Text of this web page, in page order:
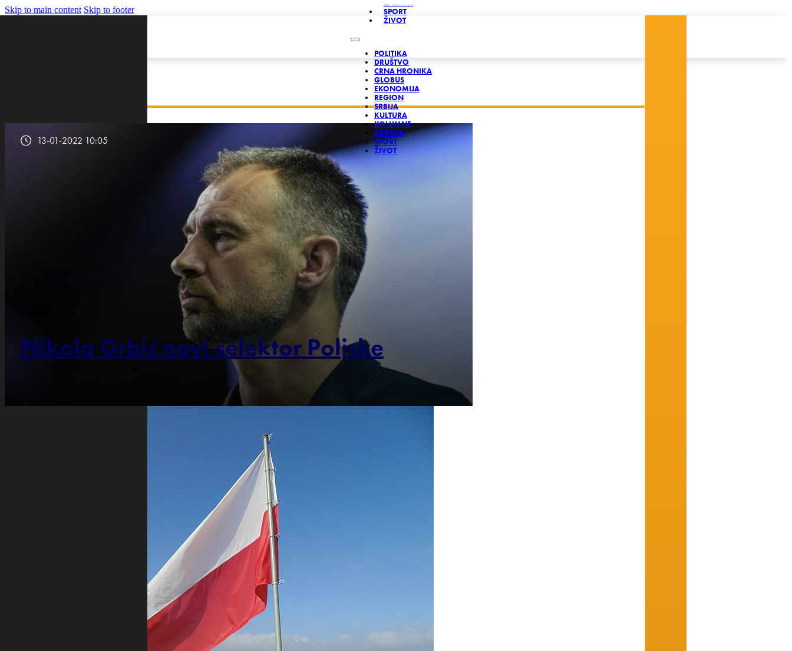
Skip to main content Skip to footer
SPORT
ŽIVOT
POLITIKA
DRUŠTVO
CRNA HRONIKA
GLOBUS
EKONOMIJA
REGION
SRBIJA
KULTURA
KOLUMNE
ZABAVA
SPORT
ŽIVOT
13-01-2022 10:05
Nikola Grbić novi selektor Poljske